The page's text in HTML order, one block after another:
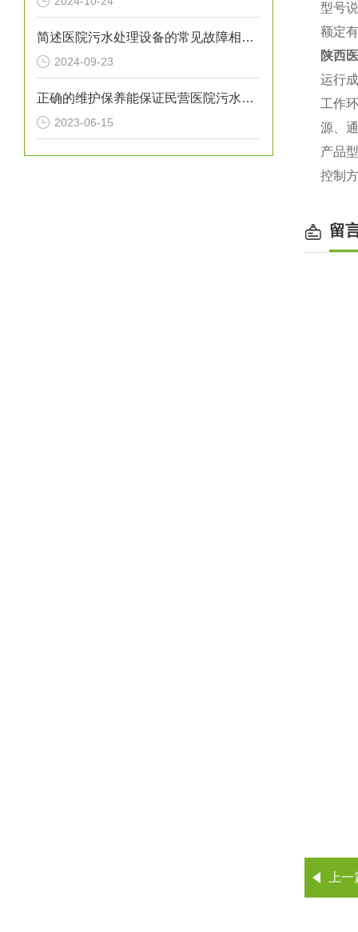
简述医院污水处理设备的常见故障相应解决方法
2024-09-23
正确的维护保养能保证民营医院污水处理设备正常运转
2023-06-15
型号
额定
陕西
运行
工作
源、
产
控制
留
上